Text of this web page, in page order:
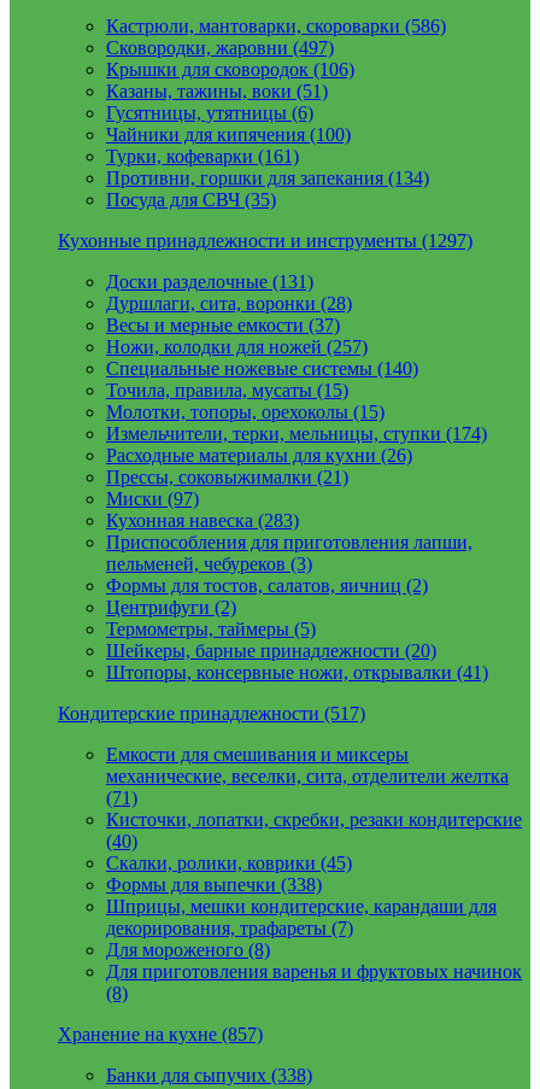
Кастрюли, мантоварки, скороварки (586)
Сковородки, жаровни (497)
Крышки для сковородок (106)
Казаны, тажины, воки (51)
Гусятницы, утятницы (6)
Чайники для кипячения (100)
Турки, кофеварки (161)
Противни, горшки для запекания (134)
Посуда для СВЧ (35)
Кухонные принадлежности и инструменты (1297)
Доски разделочные (131)
Дуршлаги, сита, воронки (28)
Весы и мерные емкости (37)
Ножи, колодки для ножей (257)
Специальные ножевые системы (140)
Точила, правила, мусаты (15)
Молотки, топоры, орехоколы (15)
Измельчители, терки, мельницы, ступки (174)
Расходные материалы для кухни (26)
Прессы, соковыжималки (21)
Миски (97)
Кухонная навеска (283)
Приспособления для приготовления лапши,
пельменей, чебуреков (3)
Формы для тостов, салатов, яичниц (2)
Центрифуги (2)
Термометры, таймеры (5)
Шейкеры, барные принадлежности (20)
Штопоры, консервные ножи, открывалки (41)
Кондитерские принадлежности (517)
Емкости для смешивания и миксеры
механические, веселки, сита, отделители желтка
(71)
Кисточки, лопатки, скребки, резаки кондитерские
(40)
Скалки, ролики, коврики (45)
Формы для выпечки (338)
Шприцы, мешки кондитерские, карандаши для
декорирования, трафареты (7)
Для мороженого (8)
Для приготовления варенья и фруктовых начинок
(8)
Хранение на кухне (857)
Банки для сыпучих (338)